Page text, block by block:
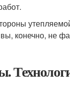
конечно, не